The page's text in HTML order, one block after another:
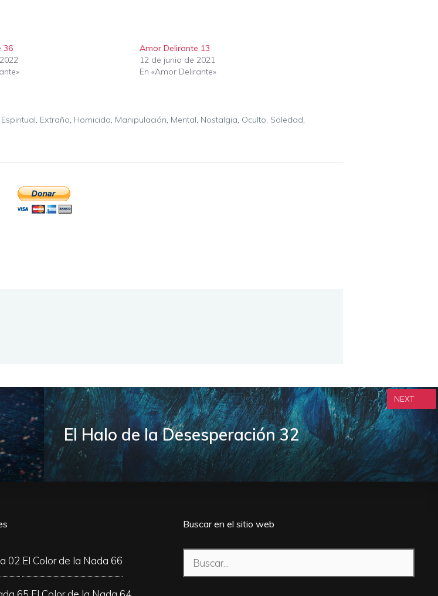
36
Amor Delirante 13
12 de junio de 2021
En «Amor Delirante»
Espiritual, Extraño, Homicida, Manipulación, Mental, Nostalgia, Oculto, Soledad,
El Halo de la Desesperación 32
NEXT
02 El Color de la Nada 66
Buscar en el sitio web
Buscar: